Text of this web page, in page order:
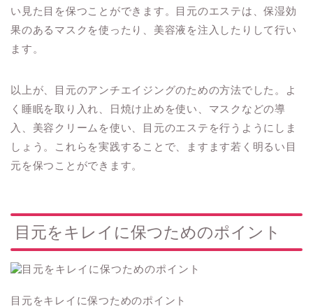
い見た目を保つことができます。目元のエステは、保湿効
果のあるマスクを使ったり、美容液を注入したりして行い
ます。
以上が、目元のアンチエイジングのための方法でした。よ
く睡眠を取り入れ、日焼け止めを使い、マスクなどの導
入、美容クリームを使い、目元のエステを行うようにしま
しょう。これらを実践することで、ますます若く明るい目
元を保つことができます。
目元をキレイに保つためのポイント
目元をキレイに保つためのポイント